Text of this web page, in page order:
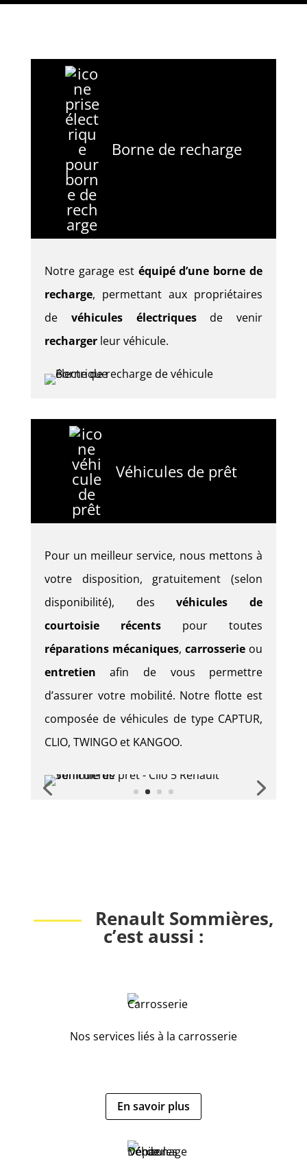
Borne de recharge
Notre garage est équipé d’une borne de
recharge, permettant aux propriétaires
de véhicules électriquesde venir
rechargerleur véhicule.
Véhicules de prêt
Pour un meilleur service, nous mettons à
votre disposition, gratuitement (selon
disponibilité), desvéhicules de
courtoisie récentspour toutes
réparations mécaniques,carrosserie ou
entretien afin de vous permettre
d’assurer votre mobilité. Notre flotte est
composée de véhicules de type CAPTUR,
CLIO, TWINGO et KANGOO.
Renault Sommières,
c’est aussi :
Nos services liés à la carrosserie
En savoir plus